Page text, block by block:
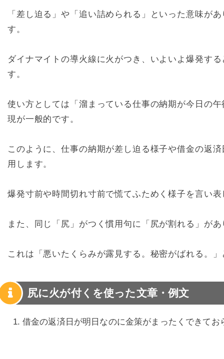
「差し迫る」や「追い詰められる」といった意味が
す。
ダイナマイトの導火線に火がつき、いよいよ爆発す
す。
使い方としては「溜まっている仕事の納期が今日の
現が一般的です。
このように、仕事の納期が差し迫る様子や借金の返
用します。
爆発寸前や時間切れ寸前で慌てふためく様子を言い
また、同じ「尻」がつく慣用句に「尻が割れる」が
これは「悪いたくらみが露見する。秘密がばれる。
尻に火が付くを使った文章・例文
借金の返済日が明日なのに金策がまったくできてお